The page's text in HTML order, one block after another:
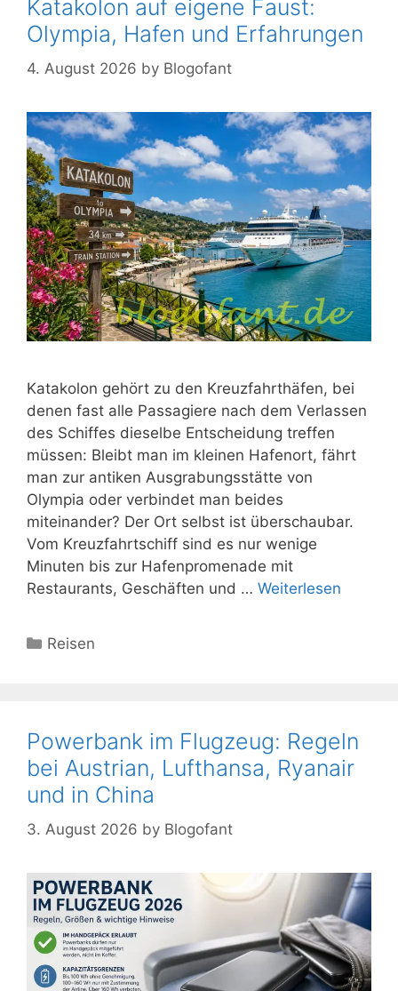
Katakolon auf eigene Faust:
Olympia, Hafen und Erfahrungen
4. August 2026 by Blogofant
Katakolon gehört zu den Kreuzfahrthäfen, bei
denen fast alle Passagiere nach dem Verlassen
des Schiffes dieselbe Entscheidung treffen
müssen: Bleibt man im kleinen Hafenort, fährt
man zur antiken Ausgrabungsstätte von
Olympia oder verbindet man beides
miteinander? Der Ort selbst ist überschaubar.
Vom Kreuzfahrtschiff sind es nur wenige
Minuten bis zur Hafenpromenade mit
Restaurants, Geschäften und … Weiterlesen
Kategorien
Reisen
Powerbank im Flugzeug: Regeln
bei Austrian, Lufthansa, Ryanair
und in China
3. August 2026 by Blogofant